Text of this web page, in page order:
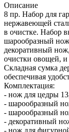
Описание
8 пр. Набор для
нержавеющей
в очистке. Набор
шарообразный
декоративный
очистки овощей,
Складная сумка
обеспечивая
Комплектация:
- нож для цедры
- шарообразный
- шарообразный
- декоративный
- нож для